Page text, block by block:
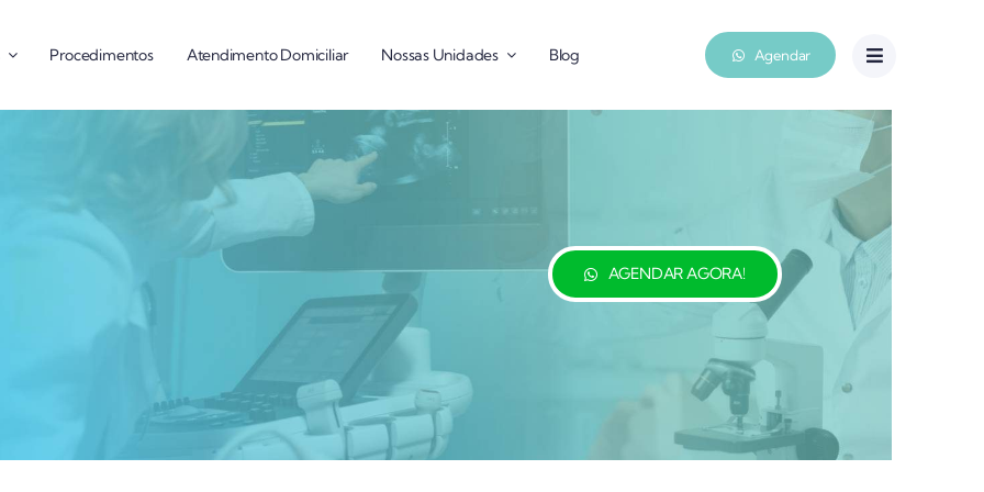
Procedimentos Atendimento Domiciliar Nossas Unidades Blog Agendar
AGENDAR AGORA!